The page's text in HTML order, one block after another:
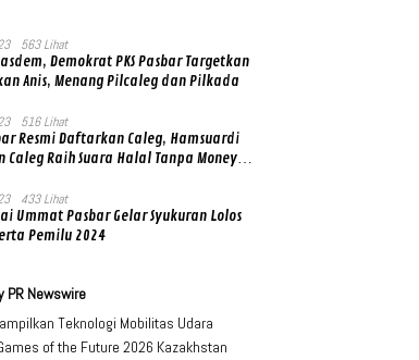
563 Lihat
Demokrat PKS Pasbar Targetkan
Anis, Menang Pilcaleg dan Pilkada
516 Lihat
Resmi Daftarkan Caleg, Hamsuardi
Caleg Raih Suara Halal Tanpa Money
433 Lihat
Ummat Pasbar Gelar Syukuran Lolos
Pemilu 2024
PR Newswire
Teknologi Mobilitas Udara
of the Future 2026 Kazakhstan